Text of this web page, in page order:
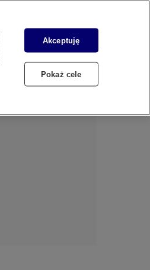
Dzień dobry!
ZALOGUJ SIĘ
Akceptuję
Pokaż cele